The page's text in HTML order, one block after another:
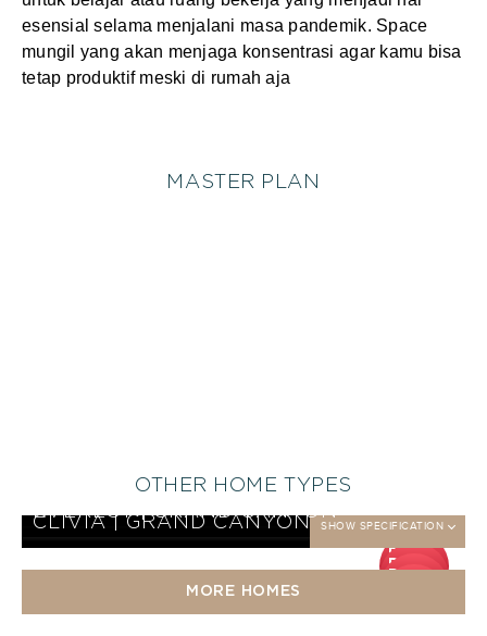
esensial selama menjalani masa pandemik. Space
mungil yang akan menjaga konsentrasi agar kamu bisa
tetap produktif meski di rumah aja
MASTER PLAN
OTHER HOME TYPES
DP
25
EVEREST KHUSUS | SERENGETISHOW SPECIFICATION
DP
EVEREST | GRAND CANYONSHOW SPECIFICATION
25 jt
CLIVIA | GRAND CANYON SHOW SPECIFICATION
MORE HOMES